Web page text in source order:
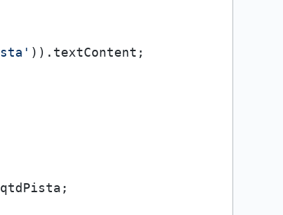
)). textContent ;